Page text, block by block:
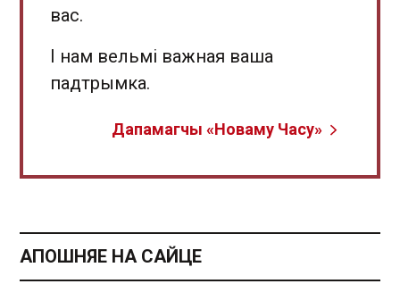
вас.
І нам вельмі важная ваша
падтрымка.
Дапамагчы «Новаму Часу»
АПОШНЯЕ НА САЙЦЕ